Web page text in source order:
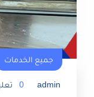
جميع الخدمات
admin
0